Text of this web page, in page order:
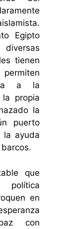
Egipto
tienen
a la
propia
la
puerto
la ayuda
que
en
con